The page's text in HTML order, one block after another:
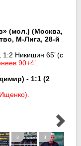
(мол.) (Москва,
М-Лига, 28-й
, 1:2 Никишин 65’ (с
90+4’
- 1:1 (2